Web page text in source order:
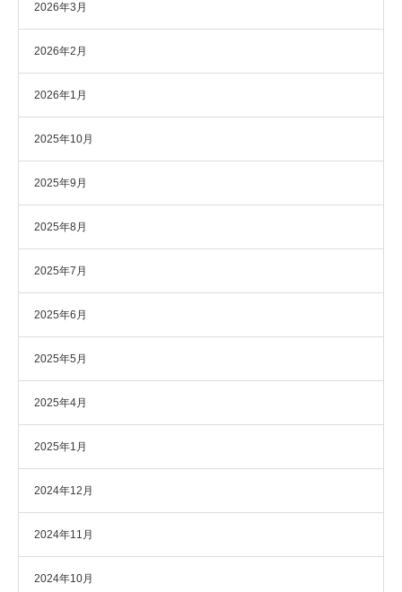
2026年3月
2026年2月
2026年1月
2025年10月
2025年9月
2025年8月
2025年7月
2025年6月
2025年5月
2025年4月
2025年1月
2024年12月
2024年11月
2024年10月